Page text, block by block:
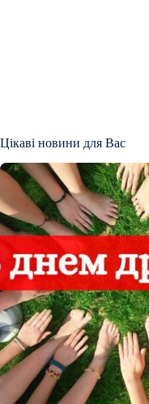
Цікаві новини для Вас